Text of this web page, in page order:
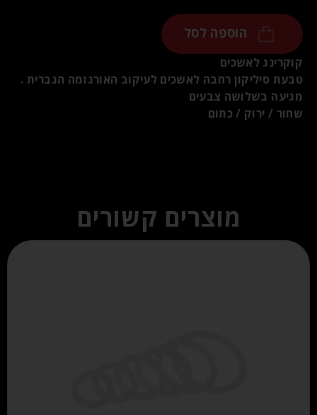
הוספה לסל
קוקרינג לאשכים
טבעת סיליקון רחבה לאשכים לעיקוב האורגזמה הגברית .
מגיעה בשלושה צבעים
שחור / ירוק / כתום
מוצרים קשורים